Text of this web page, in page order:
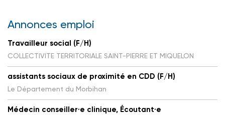
Annonces emploi
Travailleur social (F/H)
COLLECTIVITE TERRITORIALE SAINT-PIERRE ET MIQUELON
assistants sociaux de proximité en CDD (F/H)
Le Département du Morbihan
Médecin conseiller·e clinique, Écoutant·e